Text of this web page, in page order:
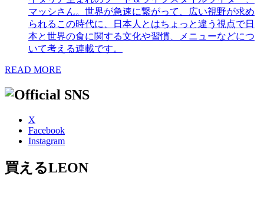
マッシさん。世界が急速に繋がって、広い視野が求め
られるこの時代に、日本人とはちょっと違う視点で日
本と世界の食に関する文化や習慣、メニューなどにつ
いて考える連載です。
READ MORE
X
Facebook
Instagram
買えるLEON